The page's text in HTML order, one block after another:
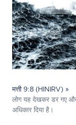
मत्ती 9:8 (HINIRV) »
लोग यह देखकर डर गए और
अधिकार दिया है।